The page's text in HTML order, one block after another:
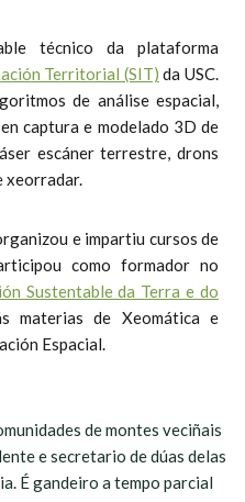
técnico da plataforma
Territorial (SIT) da USC.
de análise espacial,
captura e modelado 3D de
escáner terrestre, drons
xeorradar.
e impartiu cursos de
como formador no
Sustentable da Terra e do
materias de Xeomática e
Espacial.
de montes veciñais
e secretario de dúas delas
É gandeiro a tempo parcial